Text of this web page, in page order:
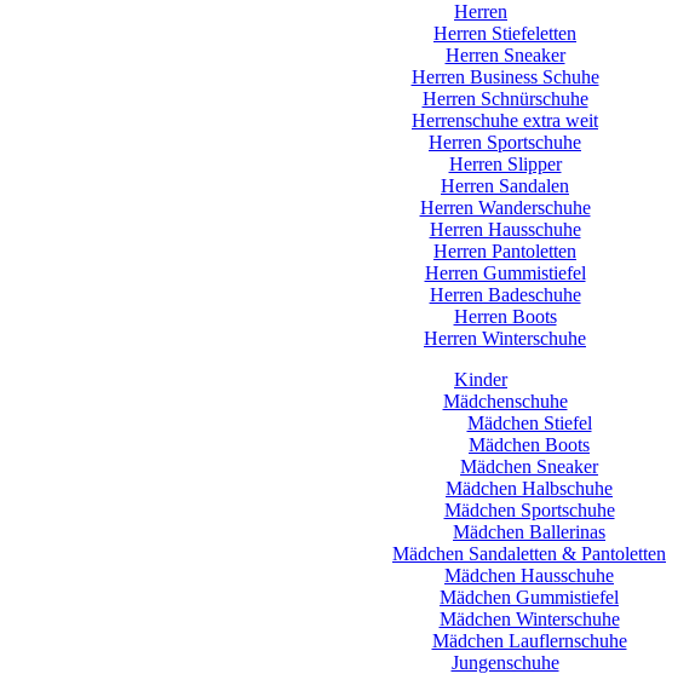
Herren
Herren Stiefeletten
Herren Sneaker
Herren Business Schuhe
Herren Schnürschuhe
Herrenschuhe extra weit
Herren Sportschuhe
Herren Slipper
Herren Sandalen
Herren Wanderschuhe
Herren Hausschuhe
Herren Pantoletten
Herren Gummistiefel
Herren Badeschuhe
Herren Boots
Herren Winterschuhe
Kinder
Mädchenschuhe
Mädchen Stiefel
Mädchen Boots
Mädchen Sneaker
Mädchen Halbschuhe
Mädchen Sportschuhe
Mädchen Ballerinas
Mädchen Sandaletten & Pantoletten
Mädchen Hausschuhe
Mädchen Gummistiefel
Mädchen Winterschuhe
Mädchen Lauflernschuhe
Jungenschuhe